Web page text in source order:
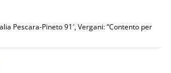
Pescara-Pineto 91′, Vergani: “Contento per